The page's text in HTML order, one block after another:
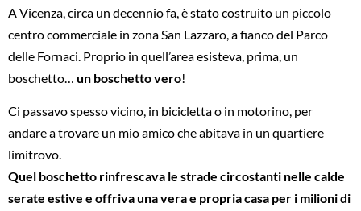
A Vicenza, circa un decennio fa, è stato costruito un piccolo
centro commerciale in zona San Lazzaro, a fianco del Parco
delle Fornaci. Proprio in quell’area esisteva, prima, un
boschetto… un boschetto vero!
Ci passavo spesso vicino, in bicicletta o in motorino, per
andare a trovare un mio amico che abitava in un quartiere
limitrovo.
Quel boschetto rinfrescava le strade circostanti nelle calde
serate estive e offriva una vera e propria casa per i milioni di